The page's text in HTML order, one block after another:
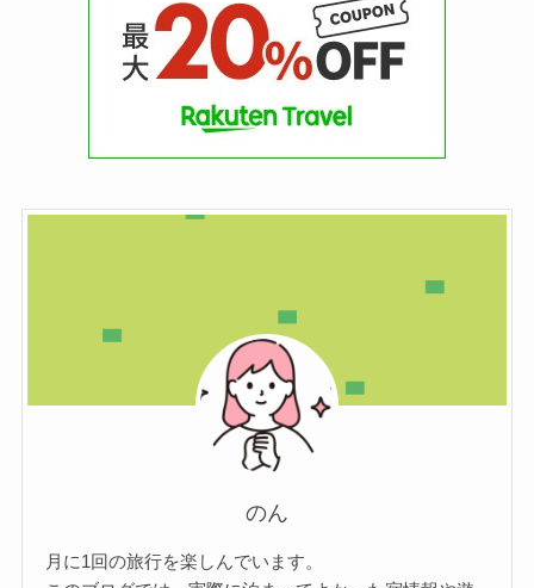
のん
月に1回の旅行を楽しんでいます。